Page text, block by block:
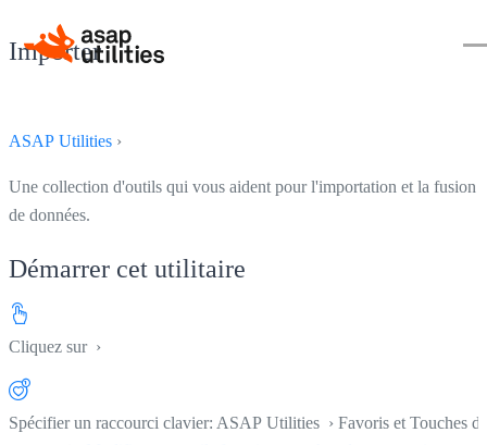
Importer
ASAP Utilities ›
Une collection d'outils qui vous aident pour l'importation et la fusion
de données.
Démarrer cet utilitaire
Cliquez sur ›
Spécifier un raccourci clavier: ASAP Utilities › Favoris et Touches de